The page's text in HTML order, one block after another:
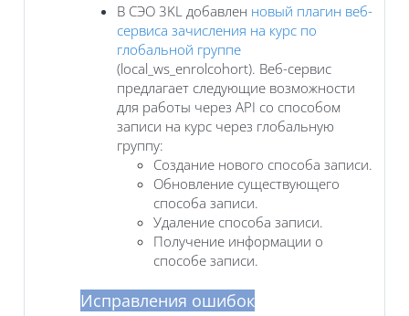
В СЭО 3KL добавлен новый плагин веб-
сервиса зачисления на курс по
глобальной группе
(local_ws_enrolcohort). Веб-сервис
предлагает следующие возможности
для работы через API со способом
записи на курс через глобальную
группу:
Создание нового способа записи.
Обновление существующего
способа записи.
Удаление способа записи.
Получение информации о
способе записи.
Исправления ошибок